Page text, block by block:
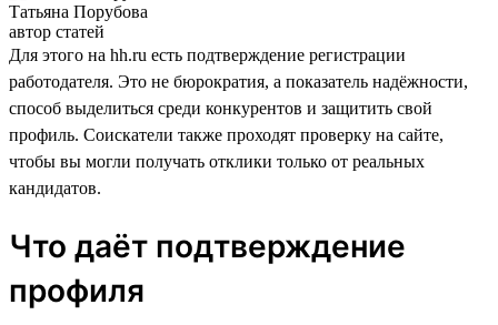
Татьяна Порубова
автор статей
Для этого на hh.ru есть подтверждение регистрации
работодателя. Это не бюрократия, а показатель надёжности,
способ выделиться среди конкурентов и защитить свой
профиль. Соискатели также проходят проверку на сайте,
чтобы вы могли получать отклики только от реальных
кандидатов.
Что даёт подтверждение
профиля